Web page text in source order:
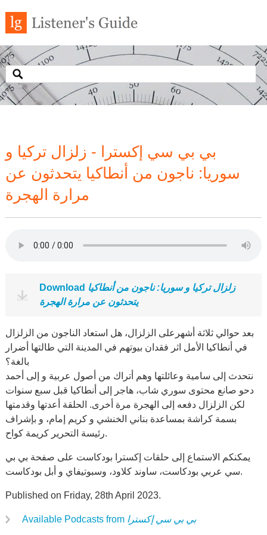
بي بي سي إكسترا - زلزال تركيا و
سوريا: ناجون من أنطاكيا يتحدثون عن
مرارة الهجرة
Download زلزال تركيا و سوريا: ناجون من أنطاكيا
يتحدثون عن مرارة الهجرة
بعد حوالي ثلاثة أشهرعلى الزلزال، هل استعاد الناجون من الزلزال
في أنطاكيا الأمل اثر فقدان بيوتهم في المدينة التي طالتها أضرار
بالغة؟
نتحدث إلى سامية وعائلتها وهم أتراك من أصول عربية و إلى أحمد
دحو صانع محتوى سوري شاب، هاجر إلى أنطاكيا قبل سبع سنوات
لكن الزلزال دفعه إلى الهجرة مرة أخرى. الحلقة أعدتها وقدمتها
بسمة كراشة بمساعدة بناني الخنشي و كريم إمام، و بإشراف
رئيسة التحرير كريمة كواح.
يمكنكم الاستماع إلى حلقات إكسترا بودكاست على صفحة بي بي
سي عربي بودكاست، ساوند كلاود، وسبوتيفاي و أبل بودكاست.
Published on Friday, 28th April 2023.
Available Podcasts from بي بي سي إكسترا